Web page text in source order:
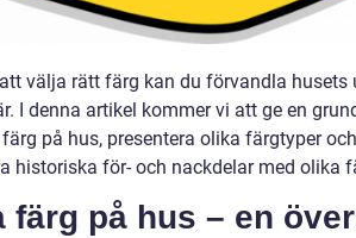
välja rätt färg kan du förvandla husets
I denna artikel kommer vi att ge en
på hus, presentera olika färgtyper
historiska för- och nackdelar med olika
färg på hus – en